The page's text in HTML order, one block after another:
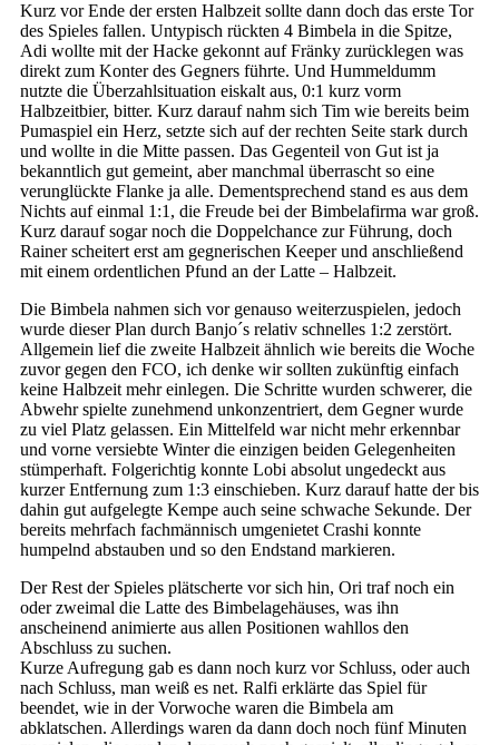
Kurz vor Ende der ersten Halbzeit sollte dann doch das erste Tor
des Spieles fallen. Untypisch rückten 4 Bimbela in die Spitze,
Adi wollte mit der Hacke gekonnt auf Fränky zurücklegen was
direkt zum Konter des Gegners führte. Und Hummeldumm
nutzte die Überzahlsituation eiskalt aus, 0:1 kurz vorm
Halbzeitbier, bitter. Kurz darauf nahm sich Tim wie bereits beim
Pumaspiel ein Herz, setzte sich auf der rechten Seite stark durch
und wollte in die Mitte passen. Das Gegenteil von Gut ist ja
bekanntlich gut gemeint, aber manchmal überrascht so eine
verunglückte Flanke ja alle. Dementsprechend stand es aus dem
Nichts auf einmal 1:1, die Freude bei der Bimbelafirma war groß.
Kurz darauf sogar noch die Doppelchance zur Führung, doch
Rainer scheitert erst am gegnerischen Keeper und anschließend
mit einem ordentlichen Pfund an der Latte – Halbzeit.
Die Bimbela nahmen sich vor genauso weiterzuspielen, jedoch
wurde dieser Plan durch Banjo´s relativ schnelles 1:2 zerstört.
Allgemein lief die zweite Halbzeit ähnlich wie bereits die Woche
zuvor gegen den FCO, ich denke wir sollten zukünftig einfach
keine Halbzeit mehr einlegen. Die Schritte wurden schwerer, die
Abwehr spielte zunehmend unkonzentriert, dem Gegner wurde
zu viel Platz gelassen. Ein Mittelfeld war nicht mehr erkennbar
und vorne versiebte Winter die einzigen beiden Gelegenheiten
stümperhaft. Folgerichtig konnte Lobi absolut ungedeckt aus
kurzer Entfernung zum 1:3 einschieben. Kurz darauf hatte der bis
dahin gut aufgelegte Kempe auch seine schwache Sekunde. Der
bereits mehrfach fachmännisch umgenietet Crashi konnte
humpelnd abstauben und so den Endstand markieren.
Der Rest der Spieles plätscherte vor sich hin, Ori traf noch ein
oder zweimal die Latte des Bimbelagehäuses, was ihn
anscheinend animierte aus allen Positionen wahllos den
Abschluss zu suchen.
Kurze Aufregung gab es dann noch kurz vor Schluss, oder auch
nach Schluss, man weiß es net. Ralfi erklärte das Spiel für
beendet, wie in der Vorwoche waren die Bimbela am
abklatschen. Allerdings waren da dann doch noch fünf Minuten